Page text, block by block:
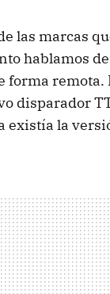
las marcas
hablamos
forma remota.
disparador
existía la